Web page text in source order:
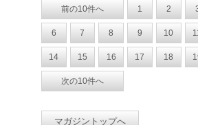
前の10件へ 1 2
6 7 8 9 10
14 15 16 17 18
次の10件へ
マガジントップへ